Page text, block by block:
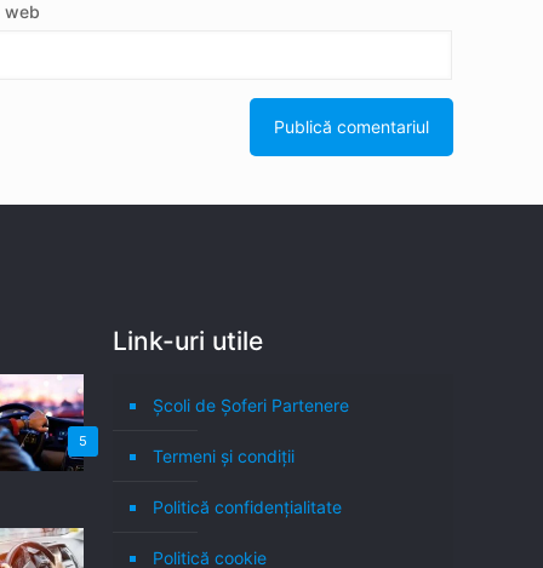
web
5
Link-uri utile
Școli de Șoferi Partenere
Termeni şi condiţii
Politică confidenţialitate
Politică cookie